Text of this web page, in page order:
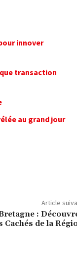
innover
transaction
au grand jour
Article
:
Cachés de la